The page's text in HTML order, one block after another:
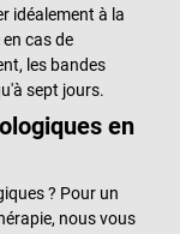
idéalement à la
cas de
les bandes
sept jours.
en
? Pour un
nous vous